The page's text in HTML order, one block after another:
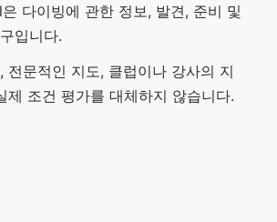
다이빙에 관한 정보, 발견, 준비 및
입니다.
전문적인 지도, 클럽이나 강사의 지
제 조건 평가를 대체하지 않습니다.